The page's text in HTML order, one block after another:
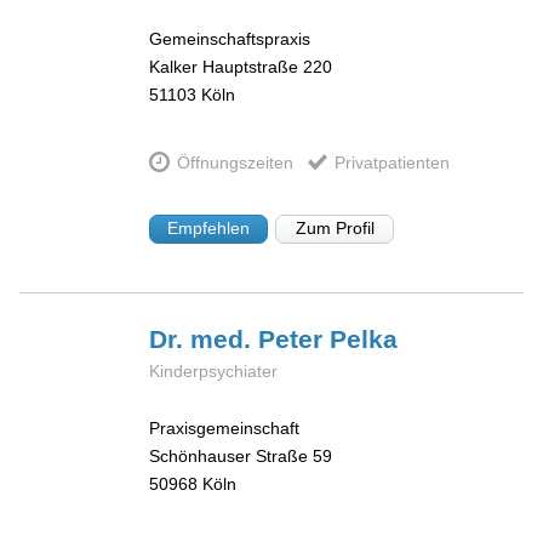
Gemeinschaftspraxis
Kalker Hauptstraße 220
51103 Köln
Öffnungszeiten Privatpatienten
Empfehlen Zum Profil
Dr. med. Peter Pelka
Kinderpsychiater
Praxisgemeinschaft
Schönhauser Straße 59
50968 Köln